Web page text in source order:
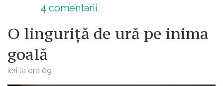
4 comentarii
O linguriță de ură pe inima
goală
ieri la ora 09